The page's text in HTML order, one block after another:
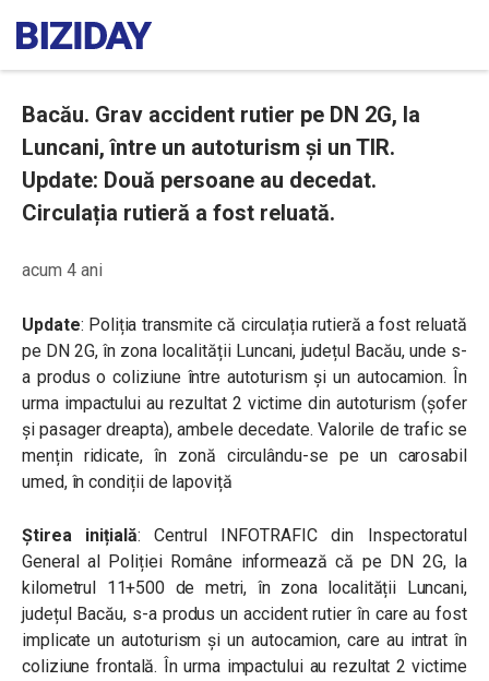
Bacău. Grav accident rutier pe DN 2G, la
Luncani, între un autoturism și un TIR.
Update: Două persoane au decedat.
Circulația rutieră a fost reluată.
acum 4 ani
Update: Poliția transmite că circulația rutieră a fost reluată
pe DN 2G, în zona localității Luncani, județul Bacău, unde s-
a produs o coliziune între autoturism și un autocamion. În
urma impactului au rezultat 2 victime din autoturism (șofer
și pasager dreapta), ambele decedate. Valorile de trafic se
mențin ridicate, în zonă circulându-se pe un carosabil
umed, în condiții de lapoviță
Știrea inițială: Centrul INFOTRAFIC din Inspectoratul
General al Poliției Române informează că pe DN 2G, la
kilometrul 11+500 de metri, în zona localității Luncani,
județul Bacău, s-a produs un accident rutier în care au fost
implicate un autoturism și un autocamion, care au intrat în
coliziune frontală. În urma impactului au rezultat 2 victime